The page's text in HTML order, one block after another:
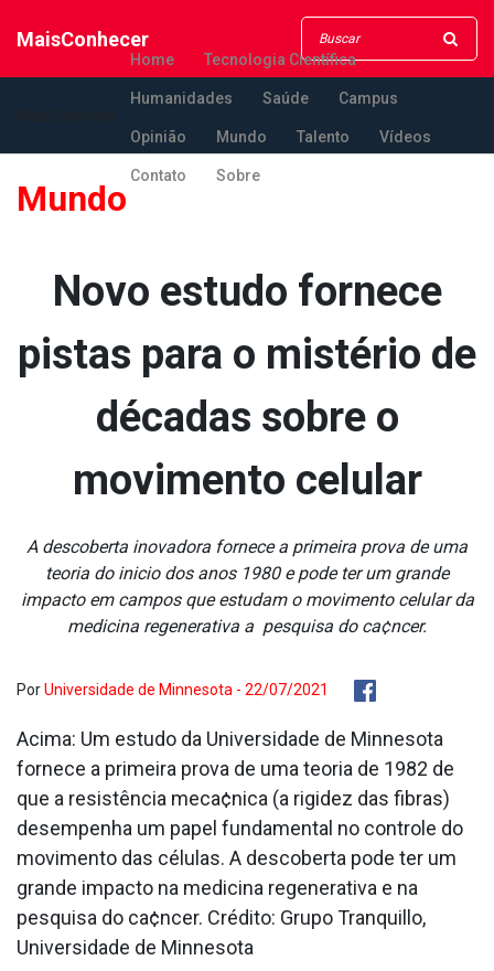
MaisConhecer
Home Tecnologia Científica
Humanidades Saúde Campus
Opinião Mundo Talento Vídeos
Contato Sobre
Mundo
Novo estudo fornece
pistas para o mistério de
décadas sobre o
movimento celular
A descoberta inovadora fornece a primeira prova de uma
teoria do ini­cio dos anos 1980 e pode ter um grande
impacto em campos que estudam o movimento celular da
medicina regenerativa a pesquisa do ca¢ncer.
PorUniversidade de Minnesota - 22/07/2021
Acima: Um estudo da Universidade de Minnesota
fornece a primeira prova de uma teoria de 1982 de
que a resistência meca¢nica (a rigidez das fibras)
desempenha um papel fundamental no controle do
movimento das células. A descoberta pode ter um
grande impacto na medicina regenerativa e na
pesquisa do ca¢ncer. Crédito: Grupo Tranquillo,
Universidade de Minnesota